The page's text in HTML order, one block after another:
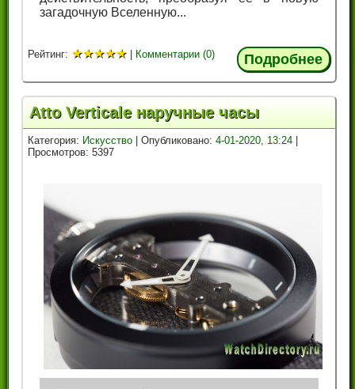
загадочную Вселенную...
Рейтинг: ★★★★★ Комментарии (0) Подробнее
Atto Verticale наручные часы
Категория: Искусство | Опубликовано:4-01-2020, 13:24 |
Просмотров: 5397